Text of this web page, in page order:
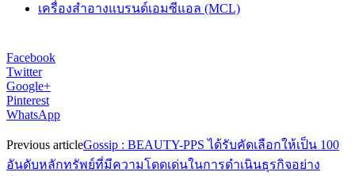
เครื่องสำอางแบรนด์เอมซีแอล (MCL)
Facebook
Twitter
Google+
Pinterest
WhatsApp
Previous articleGossip : BEAUTY-PPS ได้รับคัดเลือกให้เป็น 100
อันดับหลักทรัพย์ที่มีความโดดเด่นในการดำเนินธุรกิจอย่าง